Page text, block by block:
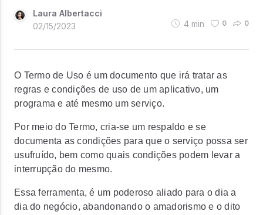
Laura Albertacci
02/15/2023
4 min 0 0
O Termo de Uso é um documento que irá tratar as
regras e condições de uso de um aplicativo, um
programa e até mesmo um serviço.
Por meio do Termo, cria-se um respaldo e se
documenta as condições para que o serviço possa ser
usufruído, bem como quais condições podem levar a
interrupção do mesmo.
Essa ferramenta, é um poderoso aliado para o dia a
dia do negócio, abandonando o amadorismo e o dito